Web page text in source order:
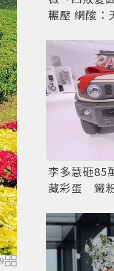
9
輾壓 網酸：
李多慧砸85
藏彩蛋 鐵